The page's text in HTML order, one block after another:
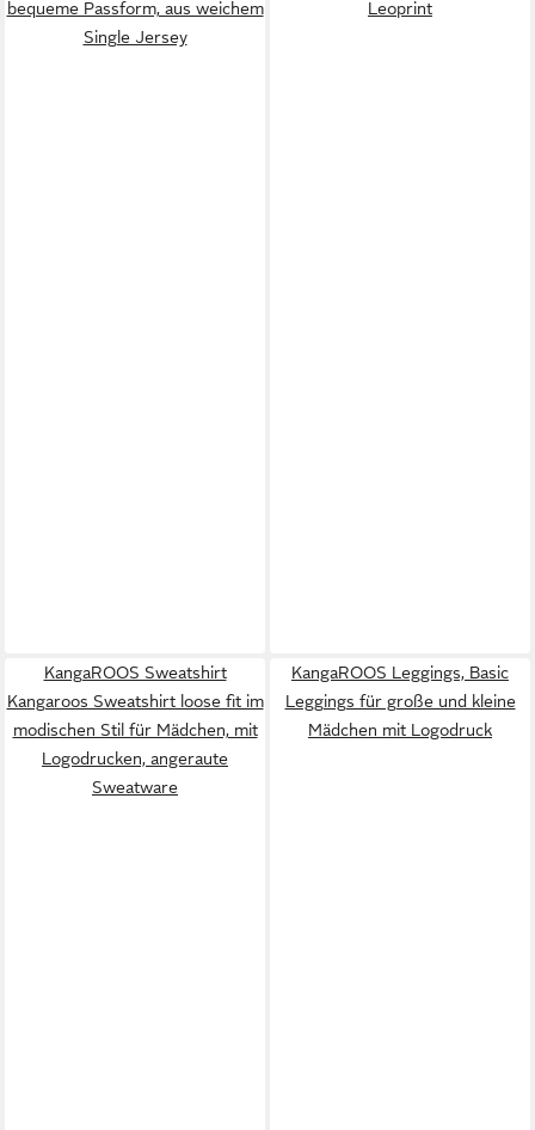
bequeme Passform, aus weichem
Single Jersey
Leoprint
KangaROOS Sweatshirt
Kangaroos Sweatshirt loose fit im
modischen Stil für Mädchen, mit
Logodrucken, angeraute
Sweatware
KangaROOS Leggings, Basic
Leggings für große und kleine
Mädchen mit Logodruck